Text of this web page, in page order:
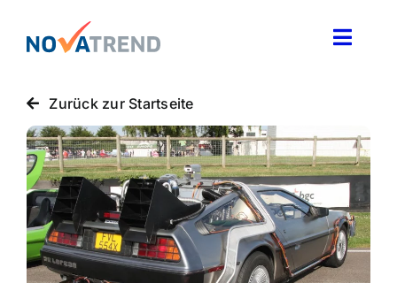
Inhalt
springen
Toggle
Blog
Novatrend News
Themen & Ideen
Über uns
Zurück zur Startseite